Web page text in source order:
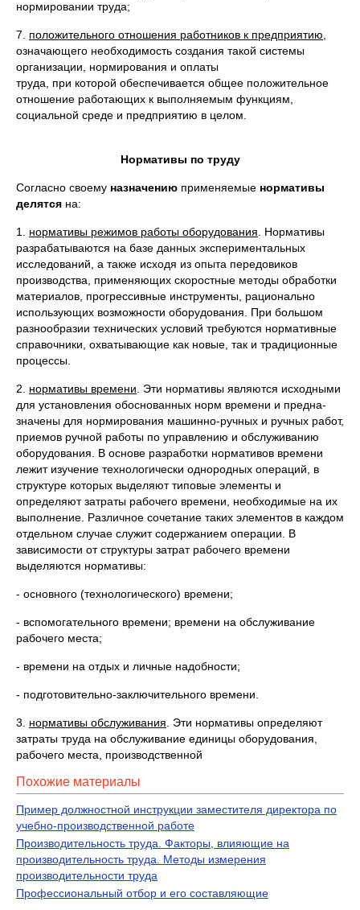
нормировании труда;
7. положительного отношения работников к пред­приятию
означающего необходимость создания та­кой системы
организации, нормирования и оплаты
труда, при которой обеспечивается общее положи­тельное
отношение работающих к выполняемым функ­циям,
социальной среде и предприятию в целом.
Нормативы по труду
Согласно своему назначению применяемые нормативы
делятся на:
1. нормативы режимов работы оборудования . Нормативы
разрабатываются на базе данных экспериментальных
исследо­ваний, а также исходя из опыта передовиков
производства, применяющих ско­ростные методы обработки
материалов, прогрессивные инструменты, рационально
использующих возможности обору­дования. При большом
разнообразии техниче­ских условий требуются нормативные
справочники, охватывающие как новые, так и традиционные
процессы.
2. нормативы времени . Эти нормативы являются исход­ными
для установления обоснованных норм времени и предна­
значены для нормирования машинно-ручных и ручных работ,
приемов ручной работы по управлению и обслуживанию
оборудо­вания. В основе разработки нормативов времени
лежит изучение техно­логически однородных операций, в
структуре которых выделяют типовые элементы и
определяют затраты рабочего времени, необходимые на их
вы­полнение. Различное сочетание таких элементов в каждом
отдель­ном случае служит содержанием операции. В
зависимости от структуры затрат рабочего времени
выделяются нормативы:
- основного (технологического) времени;
- вспомогательного времени; времени на обслуживание
рабочего места;
- времени на отдых и личные надобности;
- подготовительно-заключительного времени.
3. нор­мативы обслуживания . Эти нормативы определяют
затраты труда на обслужи­вание единицы оборудования,
рабочего места, производственной
Похожие материалы
Пример должностной инструкции заместителя директора по
учебно-производственной работе
Производительность труда. Факторы, влияющие на
производительность труда. Методы измерения
производительности труда
Профессиональный отбор и его составляющие